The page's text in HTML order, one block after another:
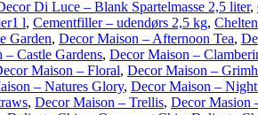
Di Luce – Blank Spartelmasse 2,5 liter,
l, Cementfiller – udendørs 2,5 kg,
Garden, Decor Maison – Afternoon Tea,
Castle Gardens, Decor Maison –
Maison – Floral, Decor Maison –
– Natures Glory, Decor Maison –
, Decor Maison – Trellis, Decor Masion